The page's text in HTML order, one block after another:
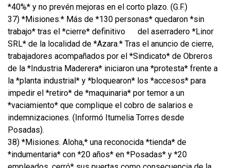
*40%* y no prevén mejoras en el corto plazo. (G.F.)
37) *Misiones.* Más de *130 personas* quedaron *sin
trabajo* tras el *cierre* definitivo
del aserradero *Linor
SRL* de la localidad de *Azara.* Tras el anuncio de cierre,
trabajadores acompañados por el *Sindicato* de Obreros
de la *Industria Maderera* iniciaron una *protesta* frente a
la *planta industrial* y *bloquearon* los *accesos* para
impedir el *retiro* de *maquinaria* por temor a un
*vaciamiento* que complique el cobro de salarios e
indemnizaciones. (Informó Itumelia Torres desde
Posadas).
38) *Misiones. Aloha,* una reconocida *tienda* de
*indumentaria* con *20 años* en *Posadas* y *20